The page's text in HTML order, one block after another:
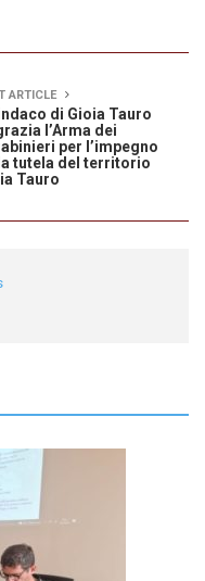
ARTICLE
di Gioia Tauro
l’Arma dei
per l’impegno
tutela del territorio
Tauro